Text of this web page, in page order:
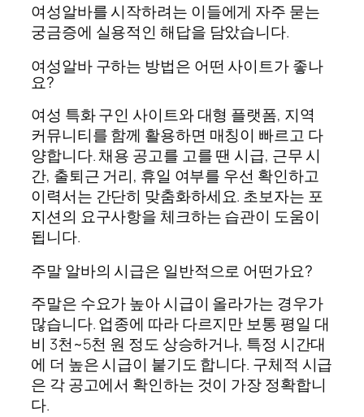
여성알바를 시작하려는 이들에게 자주 묻는
궁금증에 실용적인 해답을 담았습니다.
여성알바 구하는 방법은 어떤 사이트가 좋나
요?
여성 특화 구인 사이트와 대형 플랫폼, 지역
커뮤니티를 함께 활용하면 매칭이 빠르고 다
양합니다. 채용 공고를 고를 땐 시급, 근무 시
간, 출퇴근 거리, 휴일 여부를 우선 확인하고
이력서는 간단히 맞춤화하세요. 초보자는 포
지션의 요구사항을 체크하는 습관이 도움이
됩니다.
주말 알바의 시급은 일반적으로 어떤가요?
주말은 수요가 높아 시급이 올라가는 경우가
많습니다. 업종에 따라 다르지만 보통 평일 대
비 3천~5천 원 정도 상승하거나, 특정 시간대
에 더 높은 시급이 붙기도 합니다. 구체적 시급
은 각 공고에서 확인하는 것이 가장 정확합니
다.